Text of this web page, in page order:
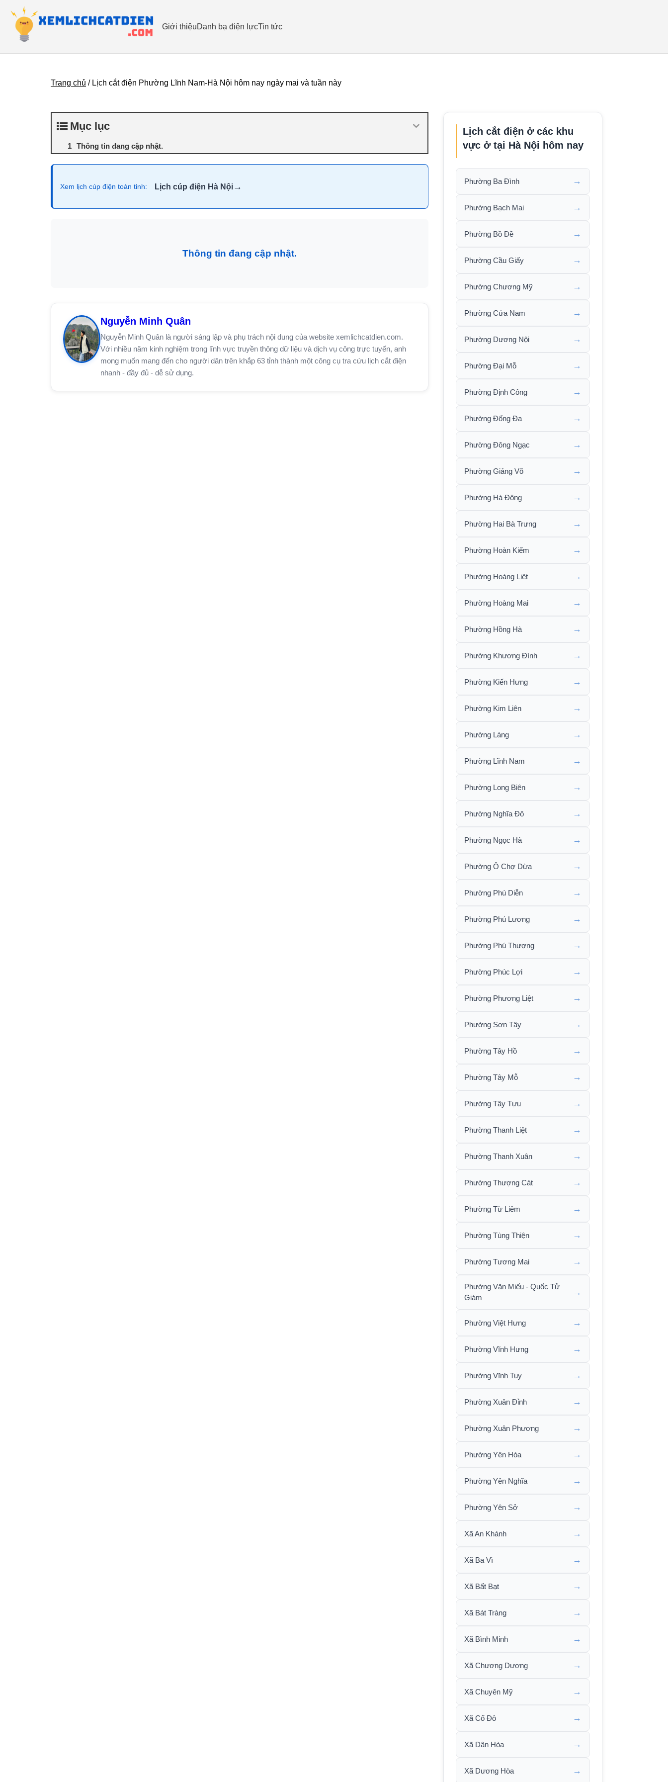
Giới thiệuDanh bạ điện lựcTin tức
Trang chủ / Lịch cắt điện Phường Lĩnh Nam-Hà Nội hôm nay ngày mai và tuần này
Mục lục
Thông tin đang cập nhật.
Xem lịch cúp điện toàn tỉnh: Lịch cúp điện Hà Nội→
Thông tin đang cập nhật.
Nguyễn Minh Quân
Nguyễn Minh Quân là người sáng lập và phụ trách nội dung của website xemlichcatdien.com.
Với nhiều năm kinh nghiệm trong lĩnh vực truyền thông dữ liệu và dịch vụ công trực tuyến, anh
mong muốn mang đến cho người dân trên khắp 63 tỉnh thành một công cụ tra cứu lịch cắt điện
nhanh - đầy đủ - dễ sử dụng.
Lịch cắt điện ở các khu
vực ở tại Hà Nội hôm nay
Phường Ba Đình →
Phường Bạch Mai →
Phường Bồ Đề →
Phường Cầu Giấy →
Phường Chương Mỹ →
Phường Cửa Nam →
Phường Dương Nội →
Phường Đại Mỗ →
Phường Định Công →
Phường Đống Đa →
Phường Đông Ngạc →
Phường Giảng Võ →
Phường Hà Đông →
Phường Hai Bà Trưng →
Phường Hoàn Kiếm →
Phường Hoàng Liệt →
Phường Hoàng Mai →
Phường Hồng Hà →
Phường Khương Đình →
Phường Kiến Hưng →
Phường Kim Liên →
Phường Láng →
Phường Lĩnh Nam →
Phường Long Biên →
Phường Nghĩa Đô →
Phường Ngọc Hà →
Phường Ô Chợ Dừa →
Phường Phú Diễn →
Phường Phú Lương →
Phường Phú Thượng →
Phường Phúc Lợi →
Phường Phương Liệt →
Phường Sơn Tây →
Phường Tây Hồ →
Phường Tây Mỗ →
Phường Tây Tựu →
Phường Thanh Liệt →
Phường Thanh Xuân →
Phường Thượng Cát →
Phường Từ Liêm →
Phường Tùng Thiện →
Phường Tương Mai →
Phường Văn Miếu - Quốc Tử
Giám
→
Phường Việt Hưng →
Phường Vĩnh Hưng →
Phường Vĩnh Tuy →
Phường Xuân Đỉnh →
Phường Xuân Phương →
Phường Yên Hòa →
Phường Yên Nghĩa →
Phường Yên Sở →
Xã An Khánh →
Xã Ba Vì →
Xã Bất Bạt →
Xã Bát Tràng →
Xã Bình Minh →
Xã Chương Dương →
Xã Chuyên Mỹ →
Xã Cổ Đô →
Xã Dân Hòa →
Xã Dương Hòa →